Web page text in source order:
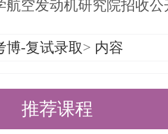
动机研究院招收公开招考博士研
博-复试录取> 内容
推荐课程